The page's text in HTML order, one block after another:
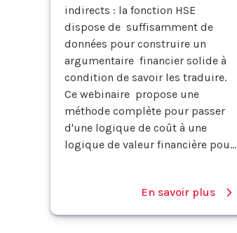
indirects : la fonction HSE
dispose de suffisamment de
données pour construire un
argumentaire financier solide à
condition de savoir les traduire.
Ce webinaire propose une
méthode complète pour passer
d'une logique de coût à une
logique de valeur financière pou...
En savoir plus